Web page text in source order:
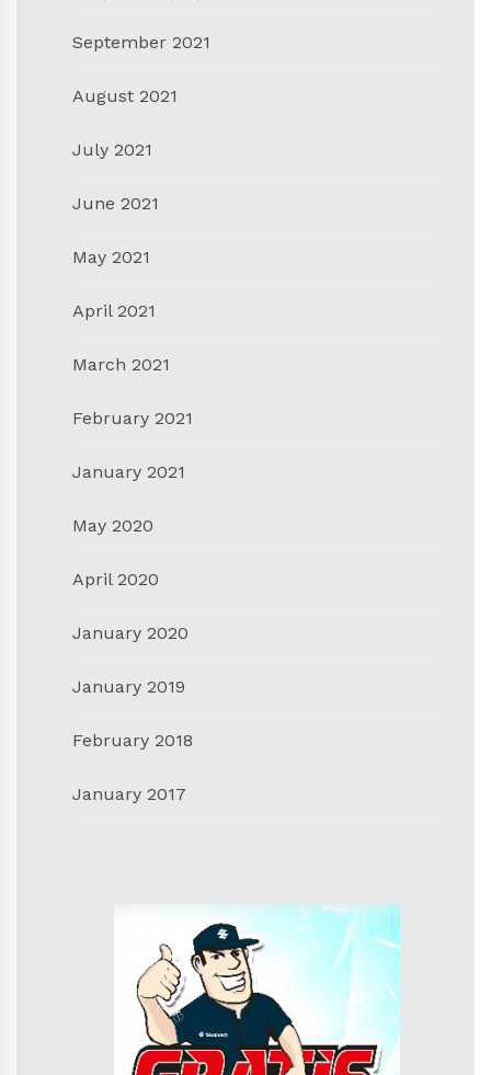
September 2021
August 2021
July 2021
June 2021
May 2021
April 2021
March 2021
February 2021
January 2021
May 2020
April 2020
January 2020
January 2019
February 2018
January 2017